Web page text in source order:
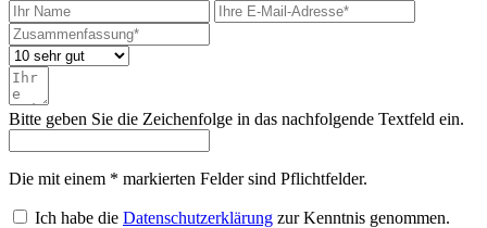
Bitte geben Sie die Zeichenfolge in das nachfolgende Textfeld ein.
Die mit einem * markierten Felder sind Pflichtfelder.
Ich habe die Datenschutzerklärung zur Kenntnis genommen.